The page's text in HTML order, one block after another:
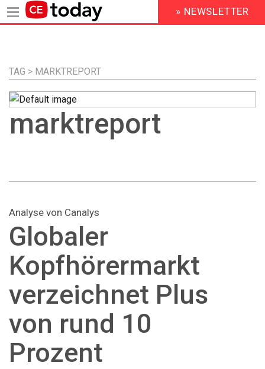
Inhalt
HEADER
MENU
» NEWSLETTER
TAG > MARKTREPORT
marktreport
Analyse von Canalys
Globaler
Kopfhörermarkt
verzeichnet Plus
von rund 10
Prozent